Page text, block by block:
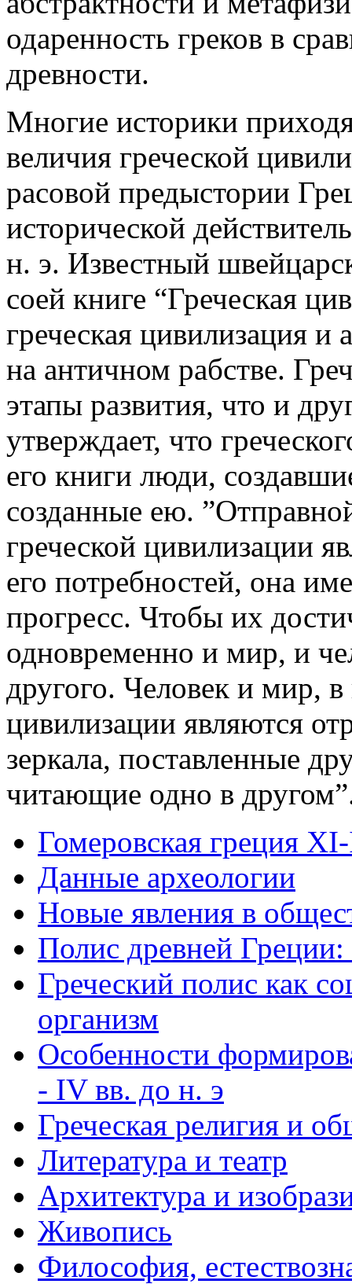
одаренность греков в
древности.
Многие историки
величия греческой
расовой предыстории
исторической
н. э. Известный
соей книге “Греческая
греческая цивилизация и
на античном рабстве.
этапы развития, что и
утверждает, что
его книги люди,
созданные ею.
греческой цивилизации
его потребностей, она
прогресс. Чтобы их
одновременно и мир, и
другого. Человек и мир, в
цивилизации являются
зеркала, поставленные
читающие одно в
Гомеровская греция
Данные археологии
Новые явления в
Полис древней Греции:
Греческий полис как
организм
Особенности
- IV вв. до н. э
Греческая религия и
Литература и театр
Архитектура и
Живопись
Философия,